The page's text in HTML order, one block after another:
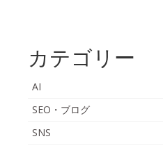
カテゴリー
AI
SEO・ブログ
SNS